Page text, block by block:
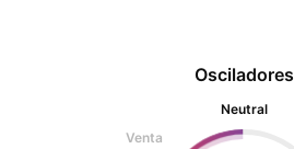
Osciladores
Neutral
Venta